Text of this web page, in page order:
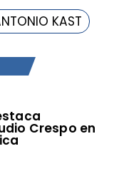
Crespo en
KAST